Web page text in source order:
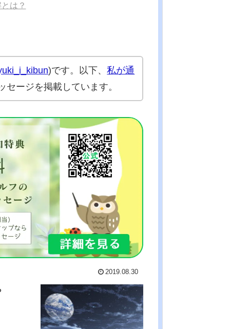
は？
)です。以下、私が通
セージを掲載しています。
2019.08.30